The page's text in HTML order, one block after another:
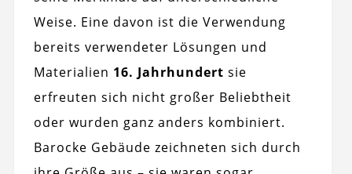
Weise. Eine davon ist die Verwendung
bereits verwendeter Lösungen und
Materialien 16. Jahrhundert sie
erfreuten sich nicht großer Beliebtheit
oder wurden ganz anders kombiniert.
Barocke Gebäude zeichneten sich durch